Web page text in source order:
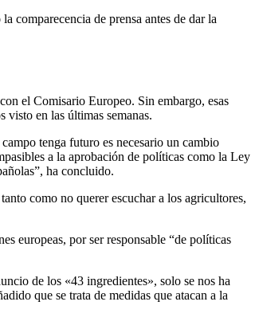
comparecencia de prensa antes de dar la
el Comisario Europeo. Sin embargo, esas
visto en las últimas semanas.
tenga futuro es necesario un cambio
a la aprobación de políticas como la Ley
ha concluido.
como no querer escuchar a los agricultores,
europeas, por ser responsable “de políticas
de los «43 ingredientes», solo se nos ha
que se trata de medidas que atacan a la